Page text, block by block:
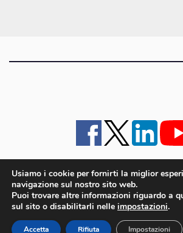
iMagazine · contatti e staff · lavora con noi
Cookie policy UE
iMagazine è un marchio di proprietà di Goliardica Editrice
Bagnaria Arsa (UD) - P.iva
Usiamo i cookie per fornirti la miglior
navigazione sul nostro sito web.
Puoi trovare altre informazioni riguardo a
sul sito o disabilitarli nelle impostazioni.
Accetta Rifiuta Impostazioni